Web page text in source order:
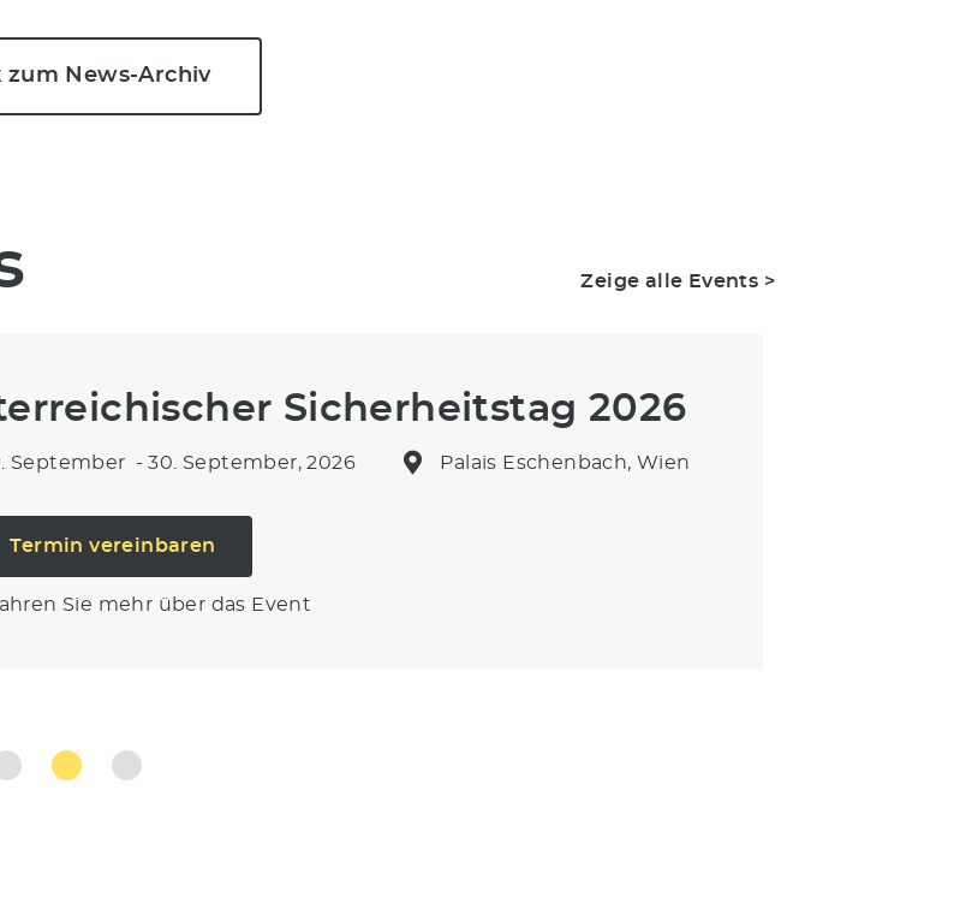
zum News-Archiv
Zeige alle Events >
Sicherheitstag 2026
September - 30. September, 2026 Palais Eschenbach, Wien
Termin vereinbaren
Sie mehr über das Event